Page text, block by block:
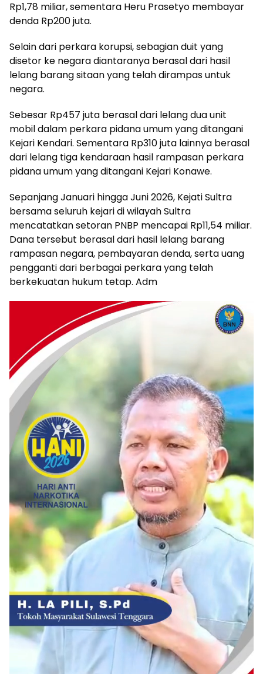
Rp1,78 miliar, sementara Heru Prasetyo membayar
denda Rp200 juta.
Selain dari perkara korupsi, sebagian duit yang
disetor ke negara diantaranya berasal dari hasil
lelang barang sitaan yang telah dirampas untuk
negara.
Sebesar Rp457 juta berasal dari lelang dua unit
mobil dalam perkara pidana umum yang ditangani
Kejari Kendari. Sementara Rp310 juta lainnya berasal
dari lelang tiga kendaraan hasil rampasan perkara
pidana umum yang ditangani Kejari Konawe.
Sepanjang Januari hingga Juni 2026, Kejati Sultra
bersama seluruh kejari di wilayah Sultra
mencatatkan setoran PNBP mencapai Rp11,54 miliar.
Dana tersebut berasal dari hasil lelang barang
rampasan negara, pembayaran denda, serta uang
pengganti dari berbagai perkara yang telah
berkekuatan hukum tetap. Adm